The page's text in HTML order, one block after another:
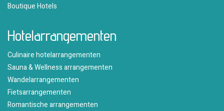
Boutique Hotels
Hotelarrangementen
Culinaire hotelarrangementen
Sauna & Wellness arrangementen
Wandelarrangementen
Fietsarrangementen
Romantische arrangementen